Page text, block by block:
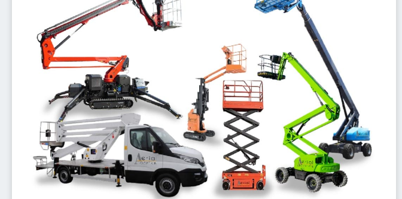
Matériel d'élévation
Mise à votre disposition une large sélection d'engins d'élévation. Nos nacelles
araignée, nacelles ciseau, nacelles télescopiques, mats droits et camions nacelles
sont conçus pour offrir une portée et une stabilité exceptionnelles. Que vous ayez
besoin d'accéder à des zones élevées pour des travaux de maintenance, de
nettoyage ou d'installation, nos équipements garantissent une élévation sécurisée.
En savoir plus